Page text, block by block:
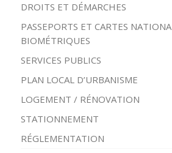
DROITS ET DÉMARCHES
PASSEPORTS ET CARTES
BIOMÉTRIQUES
SERVICES PUBLICS
PLAN LOCAL D’URBANISME
LOGEMENT / RÉNOVATION
STATIONNEMENT
RÉGLEMENTATION